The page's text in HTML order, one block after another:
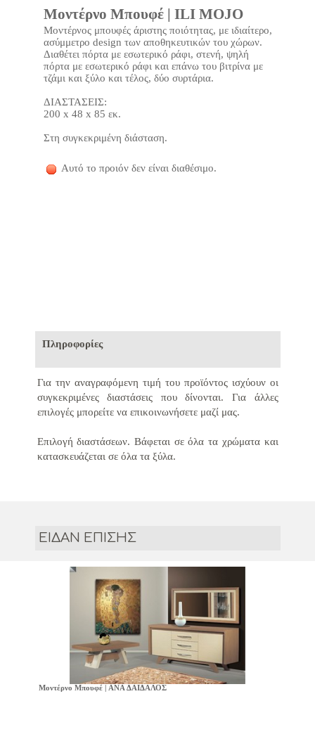
Μοντέρνο Μπουφέ | ILI MOJO
Μοντέρνος μπουφές άριστης ποιότητας, με ιδιαίτερο,
ασύμμετρο design των αποθηκευτικών του χώρων.
Διαθέτει πόρτα με εσωτερικό ράφι, στενή, ψηλή
πόρτα με εσωτερικό ράφι και επάνω του βιτρίνα με
τζάμι και ξύλο και τέλος, δύο συρτάρια.
ΔΙΑΣΤΑΣΕΙΣ:
200 x 48 x 85 εκ.
Στη συγκεκριμένη διάσταση.
Αυτό το προιόν δεν είναι διαθέσιμο.
Πληροφορίες
Για την αναγραφόμενη τιμή του προϊόντος ισχύουν οι
συγκεκριμένες διαστάσεις που δίνονται. Για άλλες
επιλογές μπορείτε να επικοινωνήσετε μαζί μας.
Επιλογή διαστάσεων. Βάφεται σε όλα τα χρώματα και
κατασκευάζεται σε όλα τα ξύλα.
ΕΙΔΑΝ ΕΠΙΣΗΣ
Μοντέρνο Μπουφέ | ANA ΔΑΙΔΑΛΟΣ